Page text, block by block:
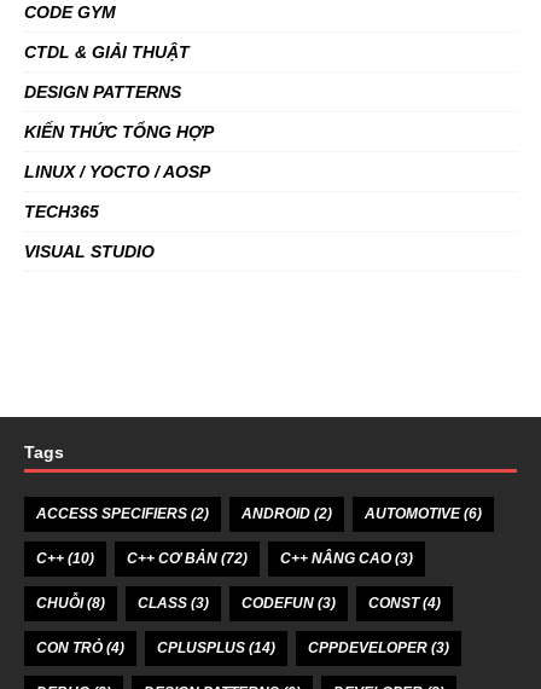
CODE GYM
CTDL & GIẢI THUẬT
DESIGN PATTERNS
KIẾN THỨC TỔNG HỢP
LINUX / YOCTO / AOSP
TECH365
VISUAL STUDIO
Tags
ACCESS SPECIFIERS (2) ANDROID (2) AUTOMOTIVE(6)
C++ (10) C++ CƠ BẢN (72) C++ NÂNG CAO(3)
CHUỖI(8) CLASS (3) CODEFUN (3) CONST(4)
CON TRỎ(4) CPLUSPLUS (14) CPPDEVELOPER (3)